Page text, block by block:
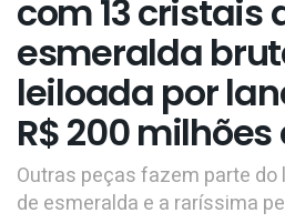
com 13 cristais
esmeralda
leiloada por
R$ 200
Outras peças fazem parte do
de esmeralda e a raríssima